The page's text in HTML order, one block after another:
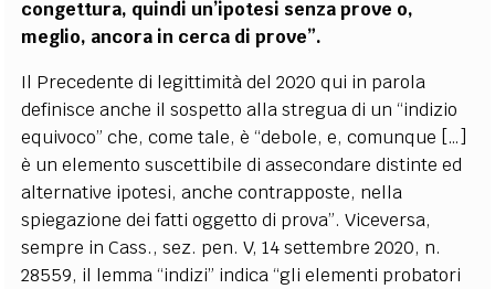
congettura, quindi un’ipotesi senza prove o,
meglio, ancora in cerca di prove”.
Il Precedente di legittimità del 2020 qui in parola
definisce anche il sospetto alla stregua di un “indizio
equivoco” che, come tale, è “debole, e, comunque […]
è un elemento suscettibile di assecondare distinte ed
alternative ipotesi, anche contrapposte, nella
spiegazione dei fatti oggetto di prova”. Viceversa,
sempre in Cass., sez. pen. V, 14 settembre 2020, n.
28559, il lemma “indizi” indica “gli elementi probatori